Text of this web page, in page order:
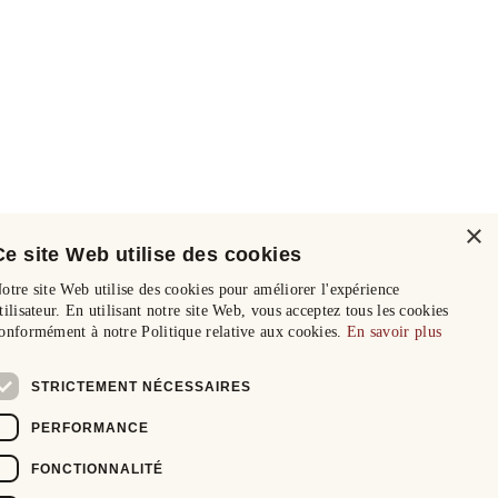
×
site Web utilise des cookies
site Web utilise des cookies pour améliorer l'expérience
En utilisant notre site Web, vous acceptez tous les cookies
à notre Politique relative aux cookies. En savoir plus
STRICTEMENT NÉCESSAIRES
PERFORMANCE
FONCTIONNALITÉ